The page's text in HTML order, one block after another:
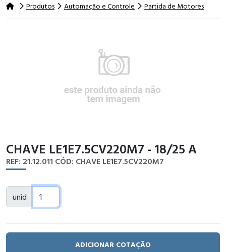
Produtos Automação e Controle Partida de Motores
CHAVE LE1E7.5CV220M7 - 18/25 A
REF: 21.12.011 CÓD: CHAVE LE1E7.5CV220M7
unid
ADICIONAR COTAÇÃO